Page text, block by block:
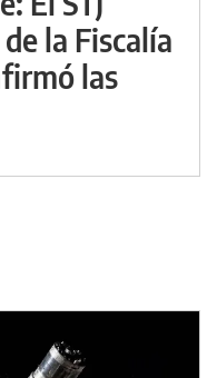
la Fiscalía
las